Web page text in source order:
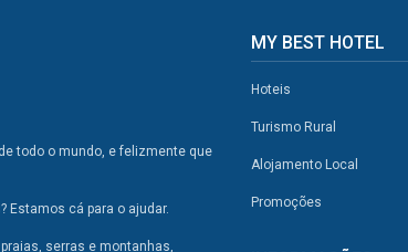
todo o mundo, e felizmente que
Estamos cá para o ajudar.
serras e montanhas,
MY BEST HOTEL
Hoteis
Turismo Rural
Alojamento Local
Promoções